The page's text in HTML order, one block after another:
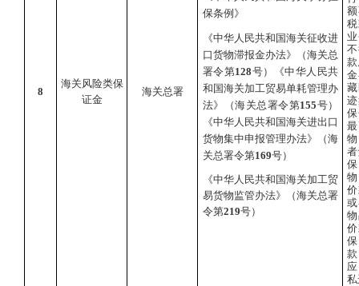
8
海关风险类保
证金
海关总署
保条例》
《中华人民共和国海关征收进
口货物滞报金办法》（海关总
署令第128号）《中华人民共
和国海关加工贸易单耗管理办
法》（海关总署令第155号）
《中华人民共和国海关进出口
货物集中申报管理办法》（海
关总署令第169号）
《中华人民共和国海关加工贸
易货物监管办法》（海关总署
令第219号）